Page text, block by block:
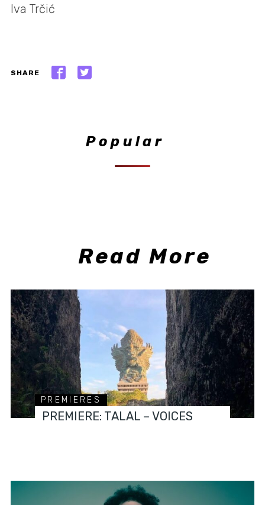
Iva Trčić
SHARE
Popular
Read More
PREMIERES
PREMIERE: TALAL – VOICES